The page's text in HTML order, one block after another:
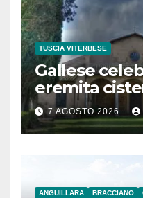
TUSCIA VITERBESE
Gallese
eremita
secolo
7 AGOSTO 2026
ANGUILLARA BRACCIANO